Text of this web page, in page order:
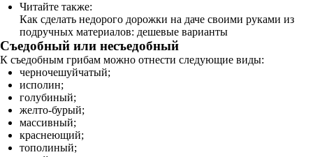
Читайте также:
Как сделать недорого дорожки на даче своими руками из
подручных материалов: дешевые варианты
Съедобный или несъедобный
К съедобным грибам можно отнести следующие виды:
черночешуйчатый;
исполин;
голубиный;
желто-бурый;
массивный;
краснеющий;
тополиный;